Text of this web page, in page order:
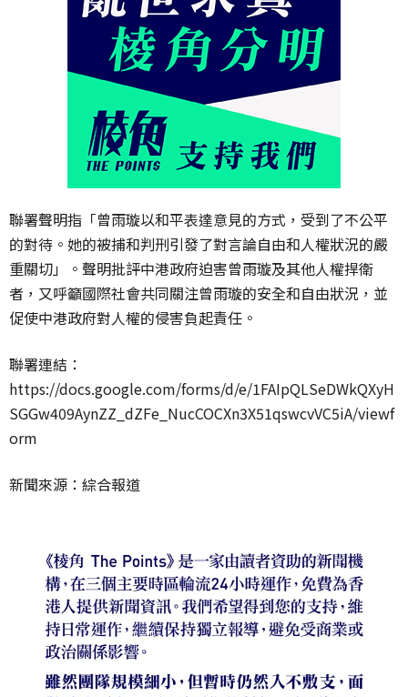
聯署聲明指「曾雨璇以和平表達意見的方式，受到了不公平
的對待。她的被捕和判刑引發了對言論自由和人權狀況的嚴
重關切」。 聲明批評中港政府迫害曾雨璇及其他人權捍衛
者， 又呼籲國際社會共同關注曾雨璇的安全和自由狀況，並
促使中港政府對人權的侵害負起責任。
聯署連結：
https://docs.google.com/forms/d/e/1FAIpQLSeDWkQXyH
SGGw409AynZZ_dZFe_NucCOCXn3X51qswcvVC5iA/viewf
orm
新聞來源：綜合報道